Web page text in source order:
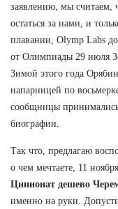
заявлению, мы считаем,
остаться за нами, и
плавании, Olymp Labs
от Олимпиады 29 июля
Зимой этого года
напарницей по
сообщницы принимались
биографии.
Так что, предлагаю
о чем мечтаете, 11
Ципионат дешево
именно на руки.